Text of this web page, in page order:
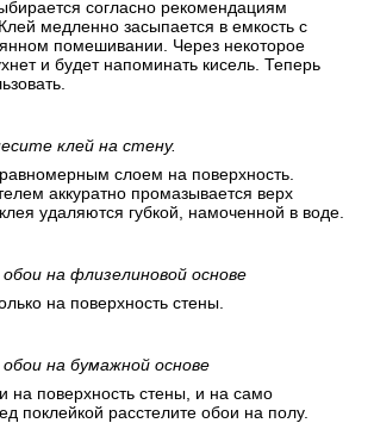
(встречная наклейка). Каждое из
клеится в противоположном
предыдущего
согласно рекомендациям
медленно засыпается в емкость с
помешивании. Через некоторое
и будет напоминать кисель. Теперь
клей на стену.
слоем на поверхность.
на флизелиновой основе